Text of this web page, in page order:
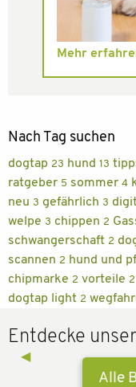
Mehr
Nach Tag suchen
dogtap 23 hund 13
ratgeber 5 sommer 4
neu 3 gefährlich 3
welpe 3 chippen 2
schwangerschaft 2
scannen 2 hund und
chipmarke 2 vorteile 2
dogtap light 2
Entdecke
Previous Slide
◀︎
Alle